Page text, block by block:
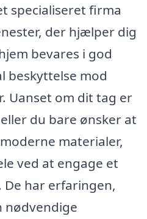
specialiseret firma
der hjælper dig
bevares i god
beskyttelse mod
Uanset om dit tag er
du bare ønsker at
materialer,
ved at engage et
har erfaringen,